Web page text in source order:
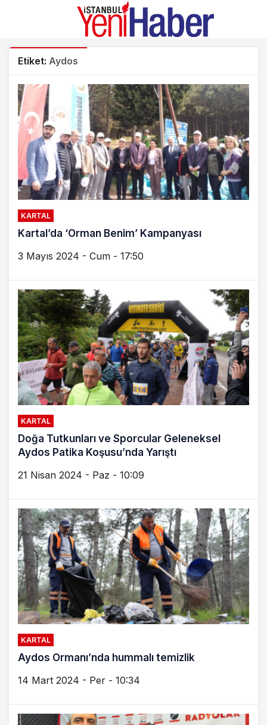
Etiket: Aydos
KARTAL
Kartal’da ‘Orman Benim’ Kampanyası
3 Mayıs 2024 - Cum - 17:50
KARTAL
Doğa Tutkunları ve Sporcular Geleneksel
Aydos Patika Koşusu’nda Yarıştı
21 Nisan 2024 - Paz - 10:09
KARTAL
Aydos Ormanı’nda hummalı temizlik
14 Mart 2024 - Per - 10:34